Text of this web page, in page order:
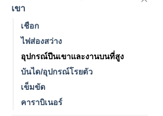
เขา
เชือก
ไฟส่องสว่าง
อุปกรณ์ปีนเขาและงานบนที่สูง
บันได/อุปกรณ์โรยตัว
เข็มขัด
คาราบิเนอร์